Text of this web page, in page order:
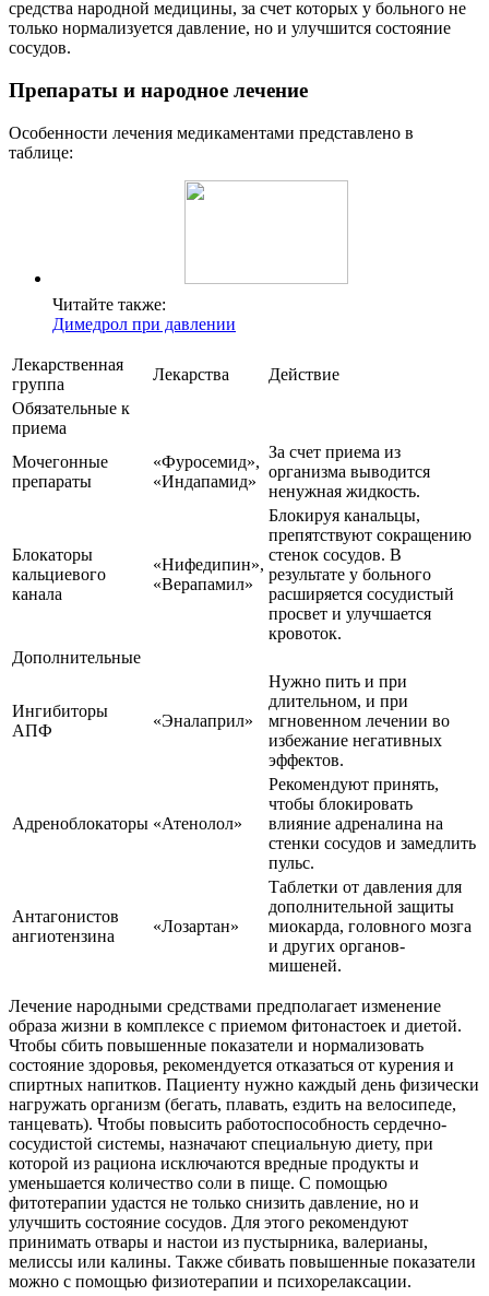
средства народной медицины, за счет которых у больного не
только нормализуется давление, но и улучшится состояние
сосудов.
Препараты и народное лечение
Особенности лечения медикаментами представлено в
таблице:
Читайте также:
Димедрол при давлении
Лекарственная
группа
Лекарства
Действие
Обязательные к
приема
Мочегонные
препараты
«Фуросемид»,
«Индапамид»
За счет приема из
организма выводится
ненужная жидкость.
Блокаторы
кальциевого
канала
«Нифедипин»,
«Верапамил»
Блокируя канальцы,
препятствуют сокращению
стенок сосудов. В
результате у больного
расширяется сосудистый
просвет и улучшается
кровоток.
Дополнительные
Ингибиторы
АПФ
«Эналаприл»
Нужно пить и при
длительном, и при
мгновенном лечении во
избежание негативных
эффектов.
Адреноблокаторы «Атенолол»
Рекомендуют принять,
чтобы блокировать
влияние адреналина на
стенки сосудов и замедлить
пульс.
Антагонистов
ангиотензина
«Лозартан»
Таблетки от давления для
дополнительной защиты
миокарда, головного мозга
и других органов-
мишеней.
Лечение народными средствами предполагает изменение
образа жизни в комплексе с приемом фитонастоек и диетой.
Чтобы сбить повышенные показатели и нормализовать
состояние здоровья, рекомендуется отказаться от курения и
спиртных напитков. Пациенту нужно каждый день физически
нагружать организм (бегать, плавать, ездить на велосипеде,
танцевать). Чтобы повысить работоспособность сердечно-
сосудистой системы, назначают специальную диету, при
которой из рациона исключаются вредные продукты и
уменьшается количество соли в пище. С помощью
фитотерапии удастся не только снизить давление, но и
улучшить состояние сосудов. Для этого рекомендуют
принимать отвары и настои из пустырника, валерианы,
мелиссы или калины. Также сбивать повышенные показатели
можно с помощью физиотерапии и психорелаксации.